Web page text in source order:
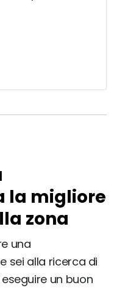
la migliore
zona
una
sei alla ricerca di
un buon